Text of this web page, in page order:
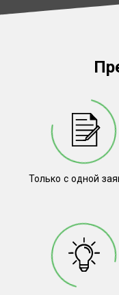
Только с одной